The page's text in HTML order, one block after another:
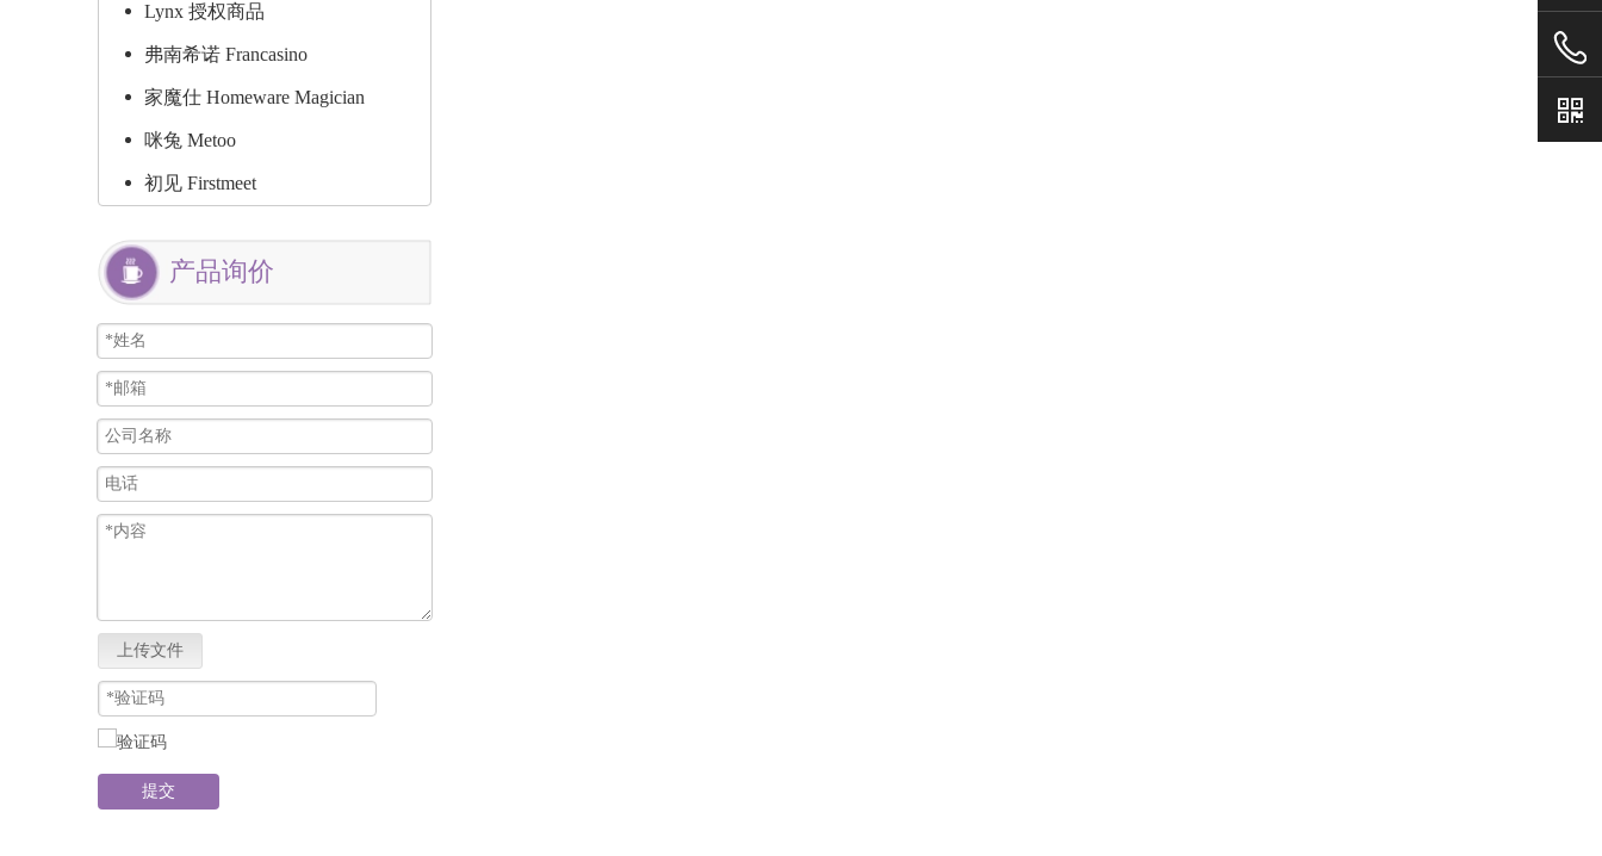
Lynx 授权商品
弗南希诺 Francasino
家魔仕 Homeware Magician
咪兔 Metoo
初见 Firstmeet
产品询价
上传文件
提交